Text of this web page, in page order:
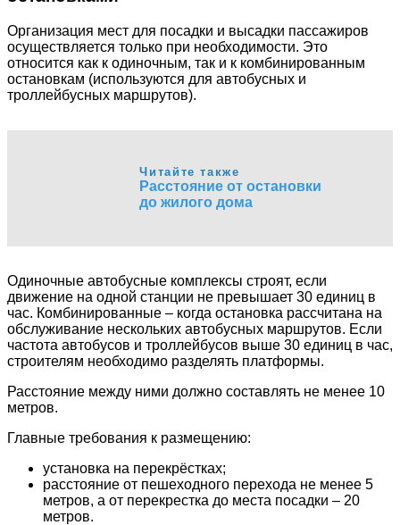
Организация мест для посадки и высадки пассажиров
осуществляется только при необходимости. Это
относится как к одиночным, так и к комбинированным
остановкам (используются для автобусных и
троллейбусных маршрутов).
Читайте также
Расстояние от остановки
до жилого дома
Одиночные автобусные комплексы строят, если
движение на одной станции не превышает 30 единиц в
час. Комбинированные – когда остановка рассчитана на
обслуживание нескольких автобусных маршрутов. Если
частота автобусов и троллейбусов выше 30 единиц в час,
строителям необходимо разделять платформы.
Расстояние между ними должно составлять не менее 10
метров.
Главные требования к размещению:
установка на перекрёстках;
расстояние от пешеходного перехода не менее 5
метров, а от перекрестка до места посадки – 20
метров.